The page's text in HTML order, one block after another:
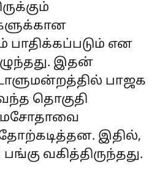
பாதிக்கப்படும் என
இதன்
பாஜக
தொகுதி
தோற்கடித்தன. இதில்,
பங்கு வகித்திருந்தது.